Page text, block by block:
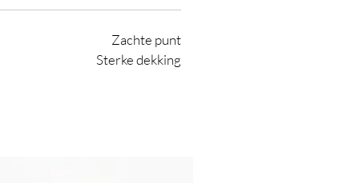
Zachte punt
Sterke dekking